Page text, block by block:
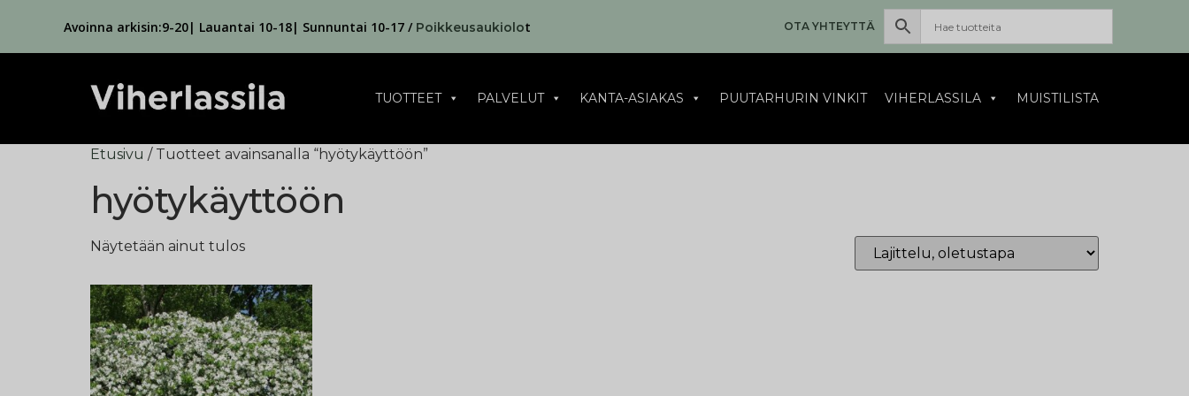
Avoinna arkisin:9-20| Lauantai 10-18| Sunnuntai 10-17 / Poikkeusaukiolot OTA YHTEYTTÄ
TUOTTEET PALVELUT KANTA-ASIAKAS PUUTARHURIN VINKIT VIHERLASSILA MUISTILISTA
Etusivu / Tuotteet avainsanalla “hyötykäyttöön”
hyötykäyttöön
Näytetään ainut tulos